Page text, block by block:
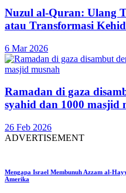
Nuzul al-Quran: Ulang
atau Transformasi
6 Mar 2026
Ramadan di gaza
syahid dan 1000 masjid
26 Feb 2026
ADVERTISEMENT
Mengapa Israel Membunuh Azzam al-
Amerika